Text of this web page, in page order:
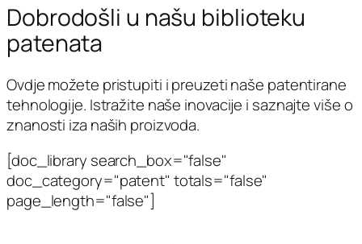
Dobrodošli u našu biblioteku
patenata
Ovdje možete pristupiti i preuzeti naše patentirane
tehnologije. Istražite naše inovacije i saznajte više o
znanosti iza naših proizvoda.
[doc_library search_box="false"
doc_category="patent" totals="false"
page_length="false"]